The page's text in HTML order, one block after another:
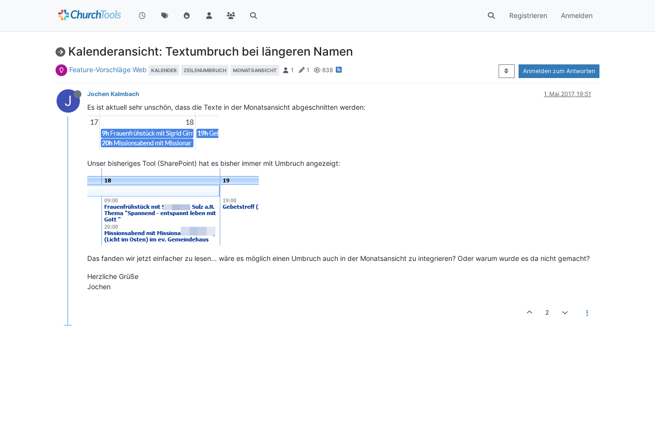
Registrieren Anmelden
Kalenderansicht: Textumbruch bei längeren Namen
Feature-Vorschläge Web KALENDER ZEILENUMBRUCH MONATSANSICHT 1 1 838 Anmelden zum Antworten
J Jochen Kalmbach 1. Mai 2017, 19:51
Es ist aktuell sehr unschön, dass die Texte in der Monatsansicht abgeschnitten werden:
Unser bisheriges Tool (SharePoint) hat es bisher immer mit Umbruch angezeigt:
Das fanden wir jetzt einfacher zu lesen... wäre es möglich einen Umbruch auch in der Monatsansicht zu integrieren? Oder warum wurde es da nicht gemacht?
Herzliche Grüße
Jochen
2